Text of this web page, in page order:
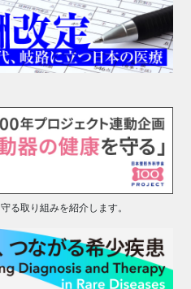
る取り組みを紹介します。